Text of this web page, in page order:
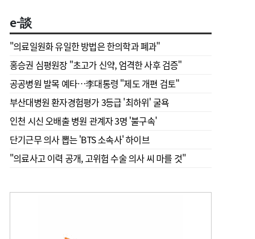
e-談
"의료일원화 유일한 방법은 한의학과 폐과"
홍승권 심평원장 " 초고가 신약, 엄격한 사후 검증"
공공병원 발목 예타…李대통령 "제도 개편 검토"
부산대병원 환자경험평가 3등급 '최하위' 굴욕
인천 시신 오배출 병원 관계자 3명 '불구속'
단기근무 의사 뽑는 'BTS 소속사' 하이브
"의료사고 이력 공개, 고위험 수술 의사 씨 마를 것"